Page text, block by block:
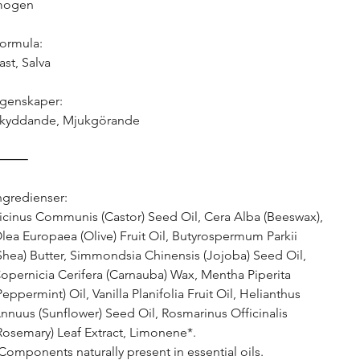
Salva
Mjukgörande
Communis (Castor) Seed Oil, Cera Alba (Beeswax),
Europaea (Olive) Fruit Oil, Butyrospermum Parkii
Butter, Simmondsia Chinensis (Jojoba) Seed Oil,
Cerifera (Carnauba) Wax, Mentha Piperita
Oil, Vanilla Planifolia Fruit Oil, Helianthus
(Sunflower) Seed Oil, Rosmarinus Officinalis
Leaf Extract, Limonene*.
naturally present in essential oils.